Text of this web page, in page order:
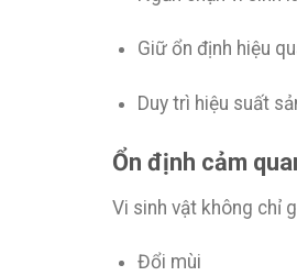
Giữ ổn định hiệu
Duy trì hiệu suất
Ổn định cảm
Vi sinh vật không chỉ
Đổi mùi